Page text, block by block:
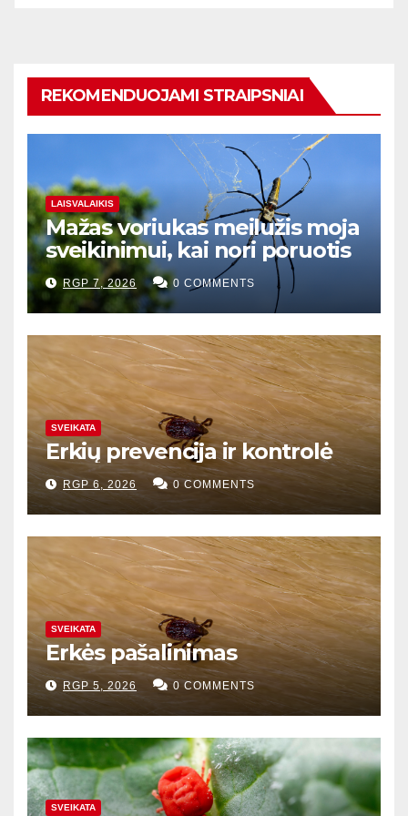
REKOMENDUOJAMI STRAIPSNIAI
LAISVALAIKIS
Mažas voriukas meilužis moja
sveikinimui, kai nori poruotis
RGP 7, 2026 0 COMMENTS
SVEIKATA
Erkių prevencija ir kontrolė
RGP 6, 2026 0 COMMENTS
SVEIKATA
Erkės pašalinimas
RGP 5, 2026 0 COMMENTS
SVEIKATA